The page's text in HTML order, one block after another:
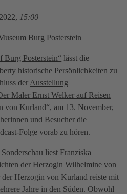
15:00
Burg Posterstein
Burg Posterstein“ lässt die
historische Persönlichkeiten zu
der Ausstellung
Maler Ernst Welker auf Reisen
von Kurland“, am 13. November,
und Besucher die
Folge vorab zu hören.
liest Franziska
der Herzogin Wilhelmine von
der Herzogin von Kurland reiste mit
Jahre in den Süden. Obwohl